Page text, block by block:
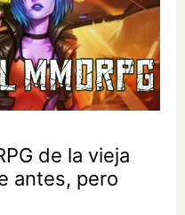
de la vieja
antes, pero